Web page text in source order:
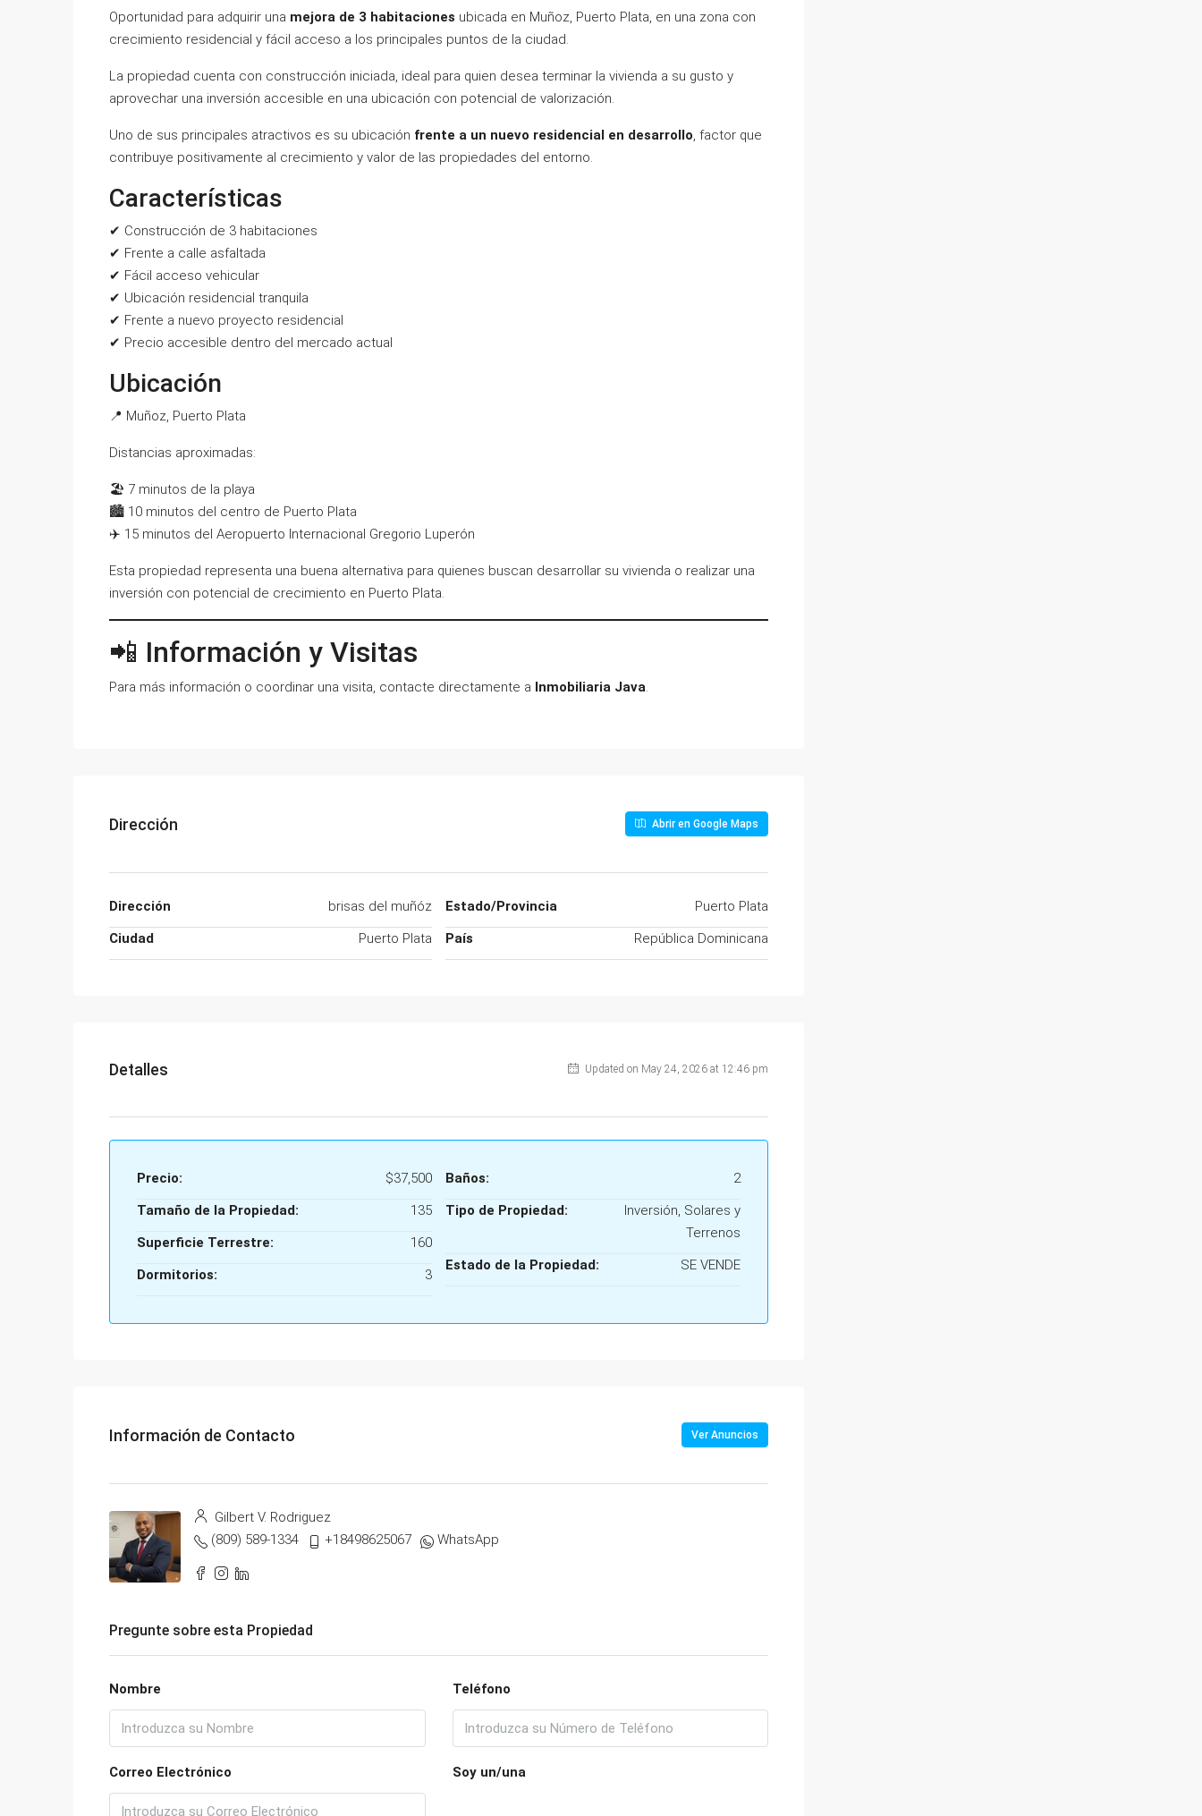
Oportunidad para adquirir una mejora de 3 habitaciones ubicada en Muñoz, Puerto Plata, en una zona con
crecimiento residencial y fácil acceso a los principales puntos de la ciudad.
La propiedad cuenta con construcción iniciada, ideal para quien desea terminar la vivienda a su gusto y
aprovechar una inversión accesible en una ubicación con potencial de valorización.
Uno de sus principales atractivos es su ubicación frente a un nuevo residencial en desarrollo, factor que
contribuye positivamente al crecimiento y valor de las propiedades del entorno.
Características
✔ Construcción de 3 habitaciones
✔ Frente a calle asfaltada
✔ Fácil acceso vehicular
✔ Ubicación residencial tranquila
✔ Frente a nuevo proyecto residencial
✔ Precio accesible dentro del mercado actual
Ubicación
📍 Muñoz, Puerto Plata
Distancias aproximadas:
🏖️ 7 minutos de la playa
🏙️ 10 minutos del centro de Puerto Plata
✈️ 15 minutos del Aeropuerto Internacional Gregorio Luperón
Esta propiedad representa una buena alternativa para quienes buscan desarrollar su vivienda o realizar una
inversión con potencial de crecimiento en Puerto Plata.
📲 Información y Visitas
Para más información o coordinar una visita, contacte directamente a Inmobiliaria Java.
Dirección Abrir en Google Maps
Dirección
brisas del muñóz
Ciudad
Puerto Plata
Estado/Provincia
Puerto Plata
País
República Dominicana
Detalles Updated on May 24, 2026 at 12:46 pm
Precio:
$37,500
Tamaño de la Propiedad:
135
Superficie Terrestre:
160
Dormitorios:
3
Baños:
2
Tipo de Propiedad:
Inversión, Solares y
Terrenos
Estado de la Propiedad:
SE VENDE
Información de Contacto Ver Anuncios
Gilbert V. Rodriguez
(809) 589-1334
+18498625067 WhatsApp
Pregunte sobre esta Propiedad
Nombre Teléfono
Correo Electrónico Soy un/una